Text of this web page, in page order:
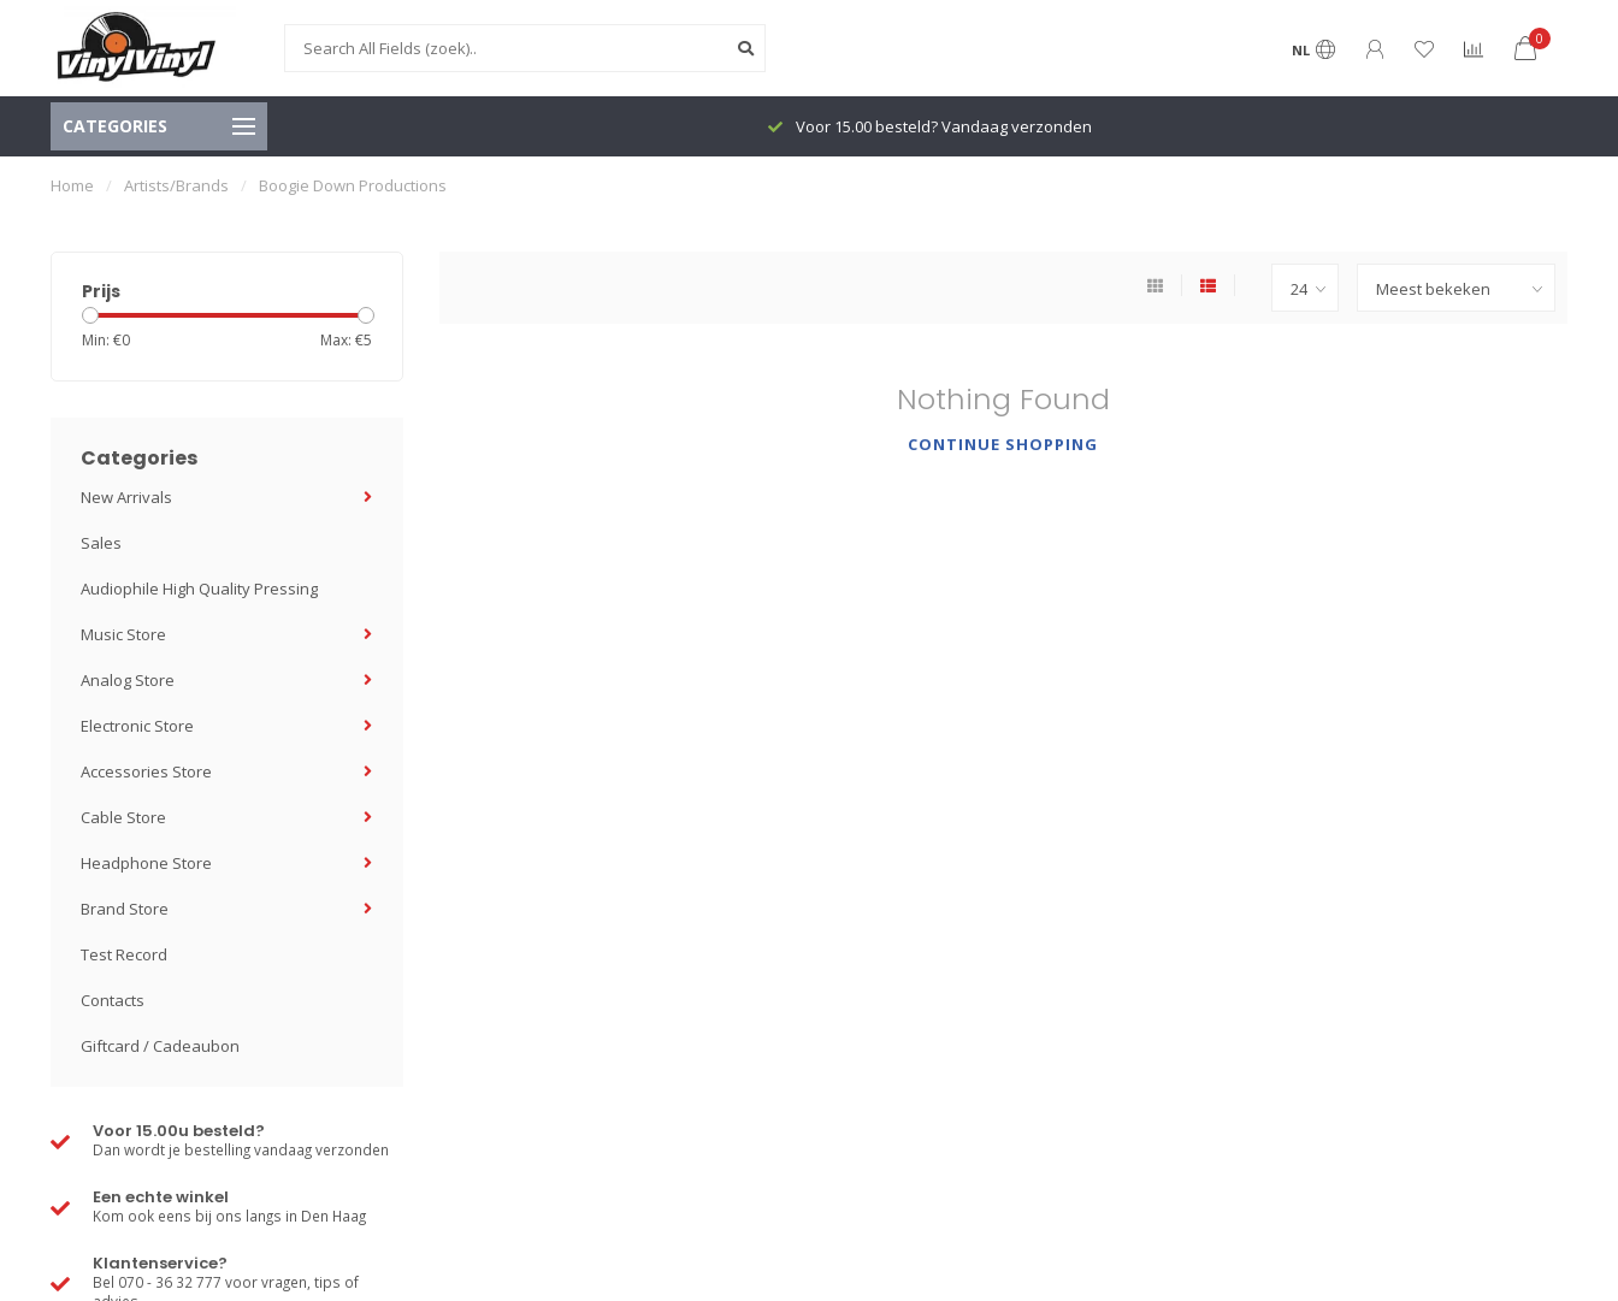
NL
0
CATEGORIES Voor 15.00 besteld? Vandaag verzonden
Home / Artists/Brands / Boogie Down Productions ‎
Prijs
Min: €0 Max: €5
Categories
New Arrivals
Sales
Audiophile High Quality Pressing
Music Store
Analog Store
Electronic Store
Accessories Store
Cable Store
Headphone Store
Brand Store
Test Record
Contacts
Giftcard / Cadeaubon
Voor 15.00u besteld?
Dan wordt je bestelling vandaag verzonden
Een echte winkel
Kom ook eens bij ons langs in Den Haag
Klantenservice?
Bel 070 - 36 32 777 voor vragen, tips of
Nothing Found
CONTINUE SHOPPING